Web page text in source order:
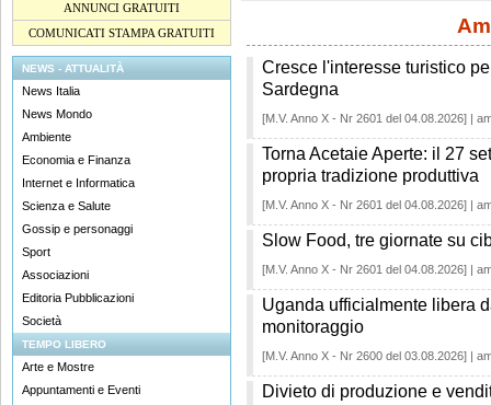
ANNUNCI GRATUITI
COMUNICATI STAMPA GRATUITI
NEWS - ATTUALITÀ
News Italia
News Mondo
Ambiente
Economia e Finanza
Internet e Informatica
Scienza e Salute
Gossip e personaggi
Sport
Associazioni
Editoria Pubblicazioni
Società
TEMPO LIBERO
Arte e Mostre
Appuntamenti e Eventi
Cresce l'interesse turistico
Sardegna
[M.V. Anno X - Nr 2601 del 04.08.2026] |
Torna Acetaie Aperte: il 27
propria tradizione produttiva
[M.V. Anno X - Nr 2601 del 04.08.2026] |
Slow Food, tre giornate su
[M.V. Anno X - Nr 2601 del 04.08.2026] |
Uganda ufficialmente libera
monitoraggio
[M.V. Anno X - Nr 2600 del 03.08.2026] |
Divieto di produzione e